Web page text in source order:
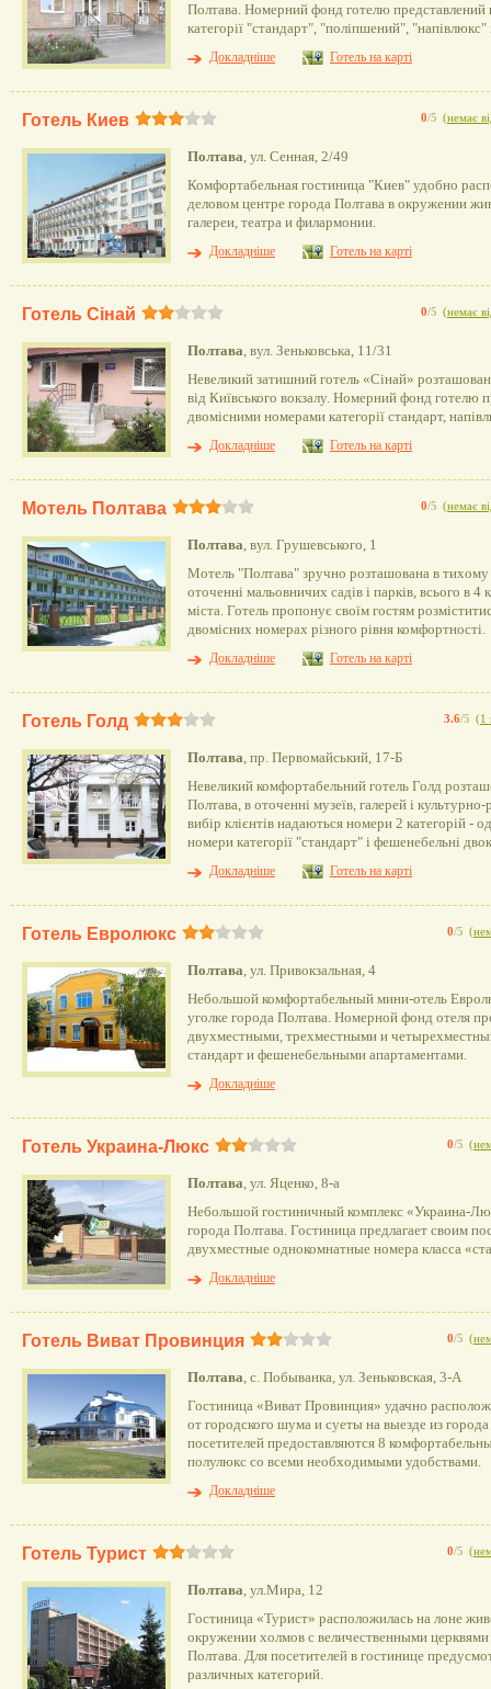
Полтава. Номерний фонд готелю
категорії "стандарт", "поліпшений", "напівлюкс"
Докладніше
Готель на карті
0/5 (немає
Готель Киев
Полтава, ул. Сенная, 2/49
Комфортабельная гостиница "Киев" удобно
деловом центре города Полтава в окружении
галереи, театра и филармонии.
Докладніше
Готель на карті
0/5 (немає
Готель Сінай
Полтава, вул. Зеньковська, 11/31
Невеликий затишний готель «Сінай»
від Київського вокзалу. Номерний фонд готелю
двомісними номерами категорії стандарт,
Докладніше
Готель на карті
0/5 (немає
Мотель Полтава
Полтава, вул. Грушевського, 1
Мотель "Полтава" зручно розташована в тихому
оточенні мальовничих садів і парків, всього в 4
міста. Готель пропонує своїм гостям
двомісних номерах різного рівня комфортності.
Докладніше
Готель на карті
3.6/5 (1
Готель Голд
Полтава, пр. Первомайський, 17-Б
Невеликий комфортабельний готель Голд
Полтава, в оточенні музеїв, галерей і
вибір клієнтів надаються номери 2 категорій -
номери категорії "стандарт" і фешенебельні
Докладніше
Готель на карті
0/5 (
Готель Евролюкс
Полтава, ул. Привокзальная, 4
Небольшой комфортабельный мини-отель
уголке города Полтава. Номерной фонд отеля
двухместными, трехместными и
стандарт и фешенебельными апартаментами.
Докладніше
0/5 (
Готель Украина-Люкс
Полтава, ул. Яценко, 8-а
Небольшой гостиничный комплекс «Украина-
города Полтава. Гостиница предлагает своим
двухместные однокомнатные номера класса
Докладніше
0/5 (
Готель Виват Провинция
Полтава, с. Побыванка, ул. Зеньковская, 3-А
Гостиница «Виват Провинция» удачно
от городского шума и суеты на выезде из
посетителей предоставляются 8
полулюкс со всеми необходимыми удобствами.
Докладніше
0/5 (
Готель Турист
Полтава, ул.Мира, 12
Гостиница «Турист» расположилась на лоне
окружении холмов с величественными
Полтава. Для посетителей в гостинице
различных категорий.